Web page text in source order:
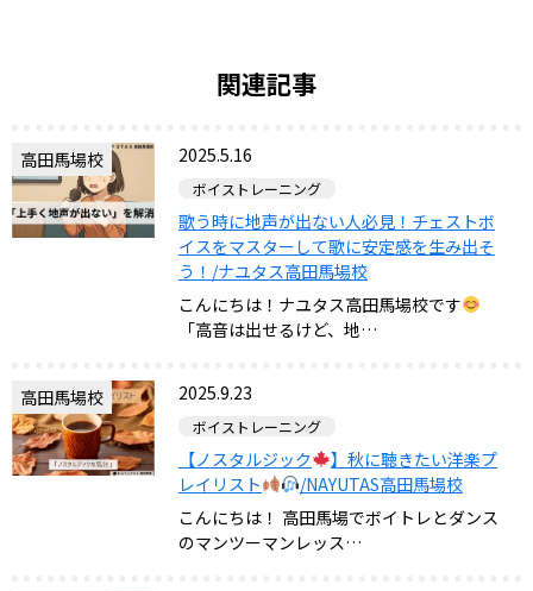
関連記事
高田馬場校 2025.5.16
ボイストレーニング
歌う時に地声が出ない人必見！チェストボ
イスをマスターして歌に安定感を生み出そ
う！/ナユタス高田馬場校
こんにちは！ナユタス高田馬場校です
「高音は出せるけど、地…
高田馬場校 2025.9.23
ボイストレーニング
【ノスタルジック
】秋に聴きたい洋楽プ
レイリスト
/NAYUTAS高田馬場校
こんにちは！ 高田馬場でボイトレとダンス
のマンツーマンレッス…